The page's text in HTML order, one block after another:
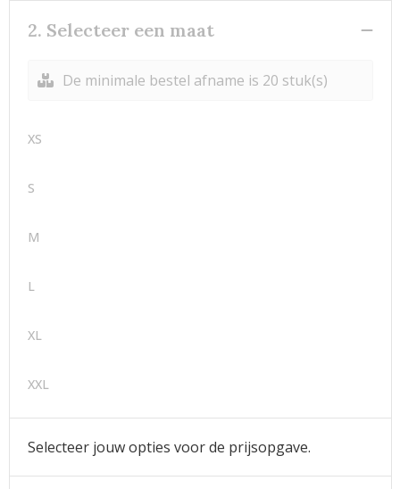
2. Selecteer een maat
De minimale bestel afname is 20 stuk(s)
XS
S
M
L
XL
XXL
Selecteer jouw opties voor de prijsopgave.